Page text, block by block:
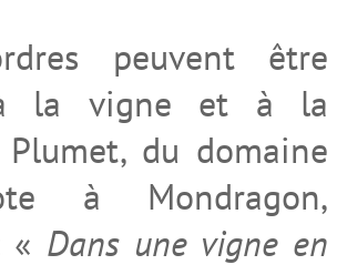
peuvent être
la vigne et à la
Plumet, du domaine
à Mondragon,
« Dans une vigne en